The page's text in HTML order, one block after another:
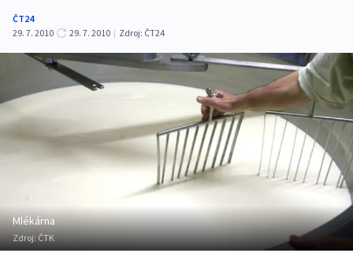
ČT24
29. 7. 2010
29. 7. 2010 | Zdroj: ČT24
Mlékárna
Zdroj:ČTK